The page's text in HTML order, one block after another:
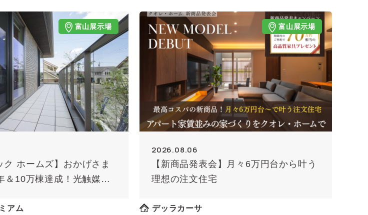
富山展示場
ク ホームズ】おかげさま
＆10万棟達成！光触媒外
アム
富山展示場
2026.08.06
【新商品発表会】月々6万円台から叶う
理想の注文住宅
デッラカーサ